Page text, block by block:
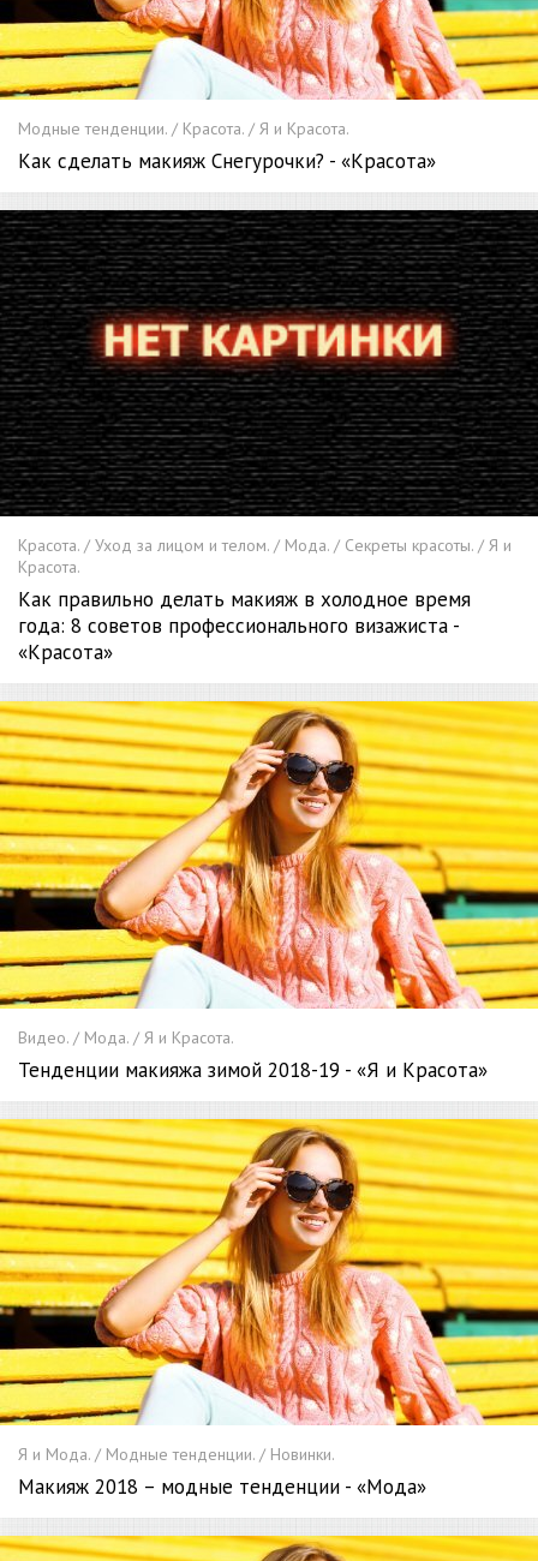
Модные тенденции. / Красота. / Я и Красота.
Как сделать макияж Снегурочки? - «Красота»
Красота. / Уход за лицом и телом. / Мода. / Секреты красоты. / Я и
Красота.
Как правильно делать макияж в холодное время
года: 8 советов профессионального визажиста -
«Красота»
Видео. / Мода. / Я и Красота.
Тенденции макияжа зимой 2018-19 - «Я и Красота»
Я и Мода. / Модные тенденции. / Новинки.
Макияж 2018 – модные тенденции - «Мода»